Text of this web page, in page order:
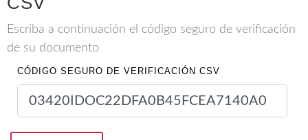
Escriba a continuación el código seguro de verificación
de su documento
CÓDIGO SEGURO DE VERIFICACIÓN CSV